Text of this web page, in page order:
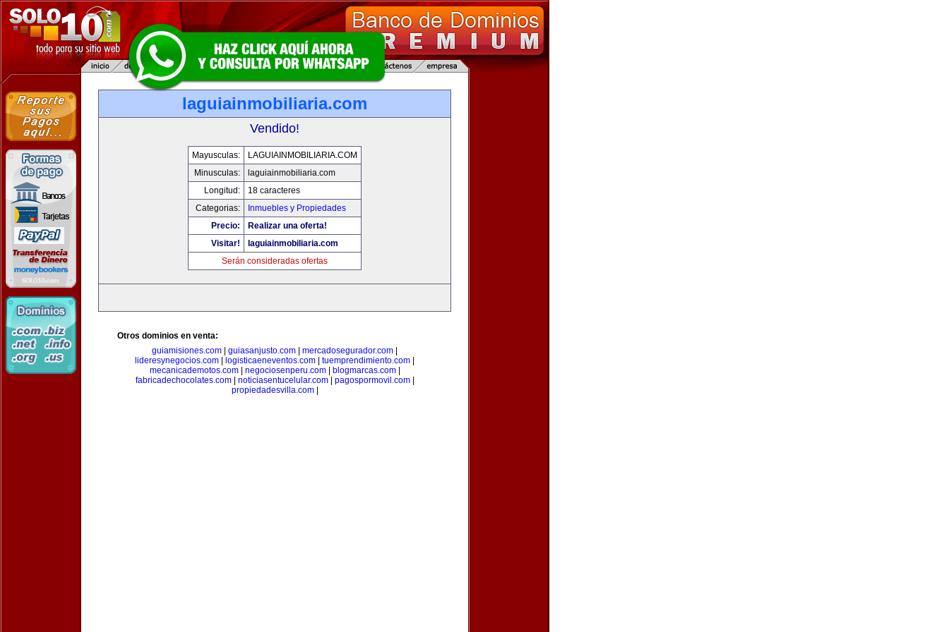
laguiainmobiliaria.com
Vendido!
Mayusculas:
LAGUIAINMOBILIARIA.COM
Minusculas:
laguiainmobiliaria.com
Longitud:
18 caracteres
Categorias:
Inmuebles y Propiedades
Precio:
Realizar una oferta!
Visitar!
laguiainmobiliaria.com
Serán consideradas ofertas
Otros dominios en venta:
guiamisiones.com
guiasanjusto.com mercadosegurador.com
lideresynegocios.com
logisticaeneventos.com tuemprendimiento.com
mecanicademotos.com| negociosenperu.com| blogmarcas.com|
fabricadechocolates.com| noticiasentucelular.com| pagospormovil.com|
propiedadesvilla.com|